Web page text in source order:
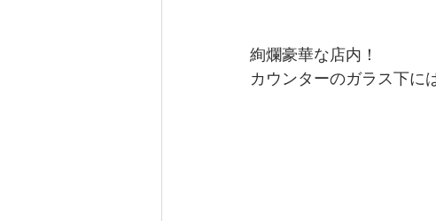
絢爛豪華な店内！
カウンターのガラス下に